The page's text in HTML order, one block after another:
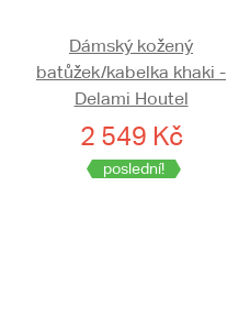
Dámský kožený
batůžek/kabelka khaki -
Delami Houtel
2 549 Kč
poslední!